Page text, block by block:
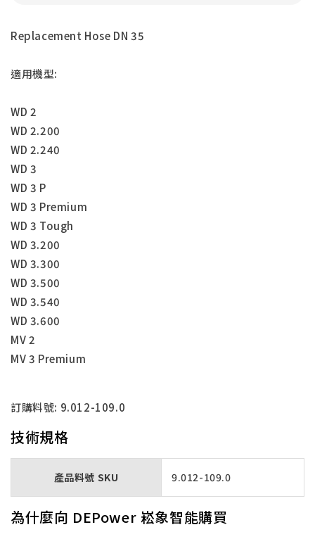
Replacement Hose DN 35
適用機型:
WD 2
WD 2.200
WD 2.240
WD 3
WD 3 P
WD 3 Premium
WD 3 Tough
WD 3.200
WD 3.300
WD 3.500
WD 3.540
WD 3.600
MV 2
MV 3 Premium
訂購料號: 9.012-109.0
技術規格
產品料號 SKU 9.012-109.0
為什麼向 DEPower 崧象智能購買